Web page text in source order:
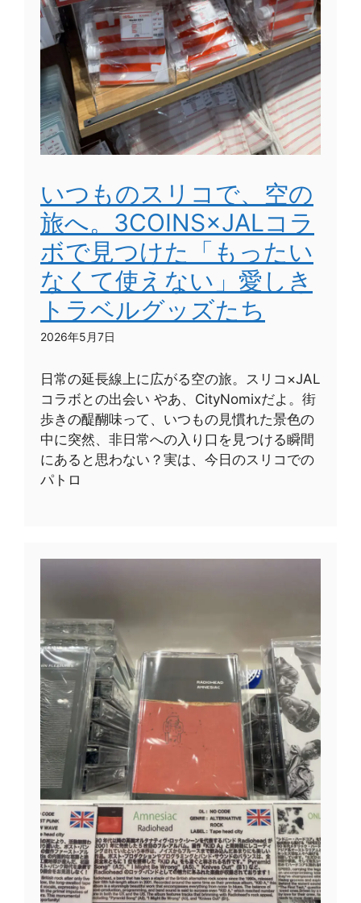
いつものスリコで、空の
旅へ。3COINS×JALコラ
ボで見つけた「もったい
なくて使えない」愛しき
トラベルグッズたち
2026年5月7日
日常の延長線上に広がる空の旅。スリコ×JAL
コラボとの出会い やあ、CityNomixだよ。街
歩きの醍醐味って、いつもの見慣れた景色の
中に突然、非日常への入り口を見つける瞬間
にあると思わない？実は、今日のスリコでの
パトロ